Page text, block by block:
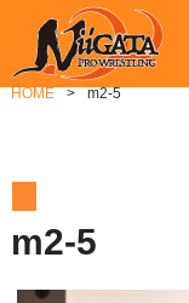
HOME m2-5
m2-5